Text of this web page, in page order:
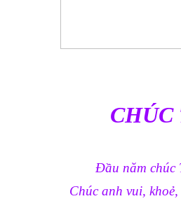
CHÚC
Đầu năm chúc
Chúc anh vui,